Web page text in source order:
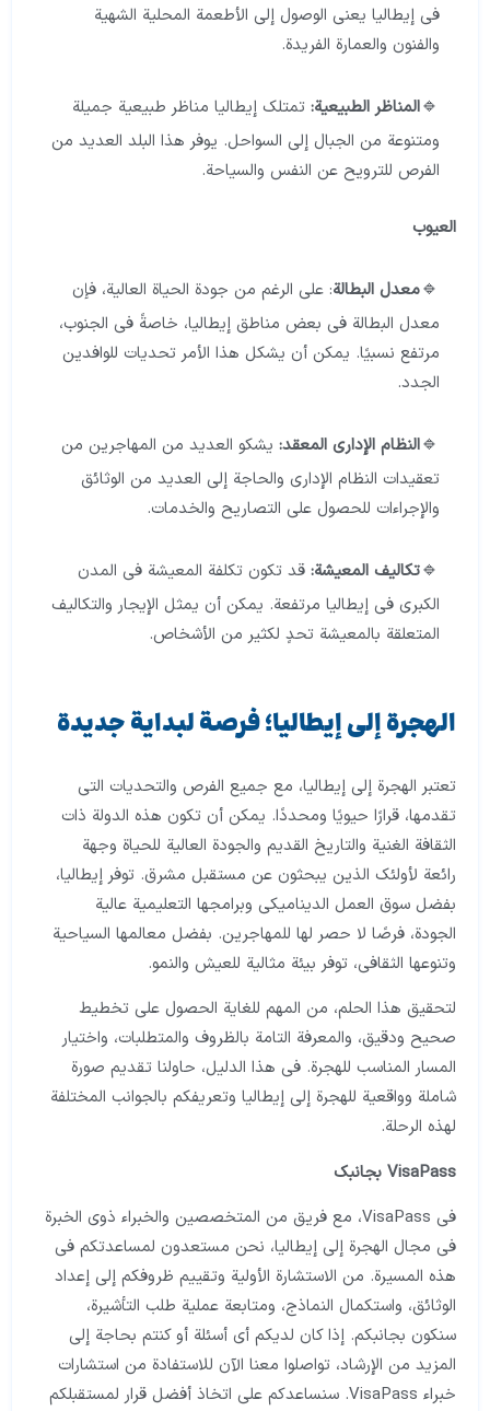
في إيطاليا يعني الوصول إلى الأطعمة المحلية الشهية
والفنون والعمارة الفريدة.
المناظر الطبيعية: تمتلك إيطاليا مناظر طبيعية جميلة
ومتنوعة من الجبال إلى السواحل. يوفر هذا البلد العديد من
الفرص للترويح عن النفس والسياحة.
العيوب
معدل البطالة: على الرغم من جودة الحياة العالية، فإن
معدل البطالة في بعض مناطق إيطاليا، خاصةً في الجنوب،
مرتفع نسبيًا. يمكن أن يشكل هذا الأمر تحديات للوافدين
الجدد.
النظام الإداري المعقد: يشكو العديد من المهاجرين من
تعقيدات النظام الإداري والحاجة إلى العديد من الوثائق
والإجراءات للحصول على التصاريح والخدمات.
تكاليف المعيشة: قد تكون تكلفة المعيشة في المدن
الكبرى في إيطاليا مرتفعة. يمكن أن يمثل الإيجار والتكاليف
المتعلقة بالمعيشة تحدٍ لكثير من الأشخاص.
الهجرة إلى إيطاليا؛ فرصة لبداية جديدة
تعتبر الهجرة إلى إيطاليا، مع جميع الفرص والتحديات التي
تقدمها، قرارًا حيويًا ومحددًا. يمكن أن تكون هذه الدولة ذات
الثقافة الغنية والتاريخ القديم والجودة العالية للحياة وجهة
رائعة لأولئك الذين يبحثون عن مستقبل مشرق. توفر إيطاليا،
بفضل سوق العمل الديناميكي وبرامجها التعليمية عالية
الجودة، فرصًا لا حصر لها للمهاجرين. بفضل معالمها السياحية
وتنوعها الثقافي، توفر بيئة مثالية للعيش والنمو.
لتحقيق هذا الحلم، من المهم للغاية الحصول على تخطيط
صحيح ودقيق، والمعرفة التامة بالظروف والمتطلبات، واختيار
المسار المناسب للهجرة. في هذا الدليل، حاولنا تقديم صورة
شاملة وواقعية للهجرة إلى إيطاليا وتعريفكم بالجوانب المختلفة
لهذه الرحلة.
VisaPass بجانبك
في VisaPass، مع فريق من المتخصصين والخبراء ذوي الخبرة
في مجال الهجرة إلى إيطاليا، نحن مستعدون لمساعدتكم في
هذه المسيرة. من الاستشارة الأولية وتقييم ظروفكم إلى إعداد
الوثائق، واستكمال النماذج، ومتابعة عملية طلب التأشيرة،
سنكون بجانبكم. إذا كان لديكم أي أسئلة أو كنتم بحاجة إلى
المزيد من الإرشاد، تواصلوا معنا الآن للاستفادة من استشارات
خبراء VisaPass. سنساعدكم على اتخاذ أفضل قرار لمستقبلكم